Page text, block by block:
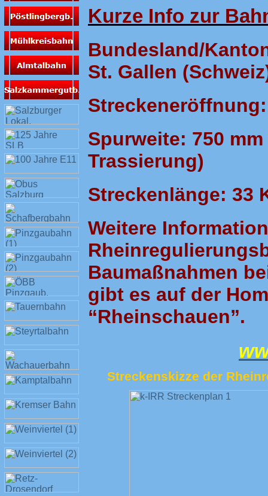
Kurze Info zur
Bundesland/
St. Gallen
Spurweite: 750
Trassierung)
Streckenlänge: 33
Weitere
Baumaßnahmen
gibt es auf der
“Rheinschauen”.
Streckenskizze der